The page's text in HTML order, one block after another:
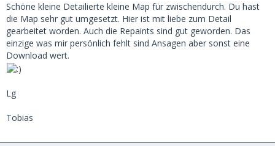
Schöne kleine Detailierte kleine Map für zwischendurch. Du hast
die Map sehr gut umgesetzt. Hier ist mit liebe zum Detail
gearbeitet worden. Auch die Repaints sind gut geworden. Das
einzige was mir persönlich fehlt sind Ansagen aber sonst eine
Download wert.
Lg
Tobias